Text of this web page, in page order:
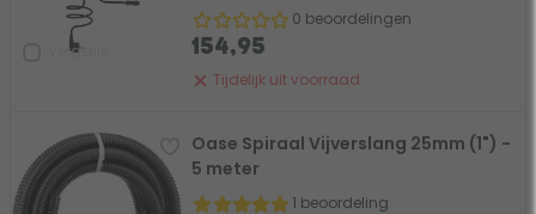
Vergelijk
0 beoordelingen
Tijdelijk uit voorraad
154,95
Oase Spiraal Vijverslang 25mm (1") -
5 meter
1 beoordeling